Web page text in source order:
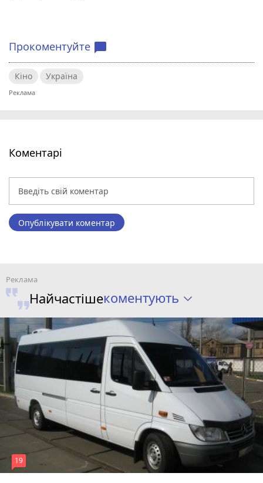
Прокоментуйте chat_bubble
Кіно Україна
Коментарі
Опублікувати коментар
Найчастішекоментують
19